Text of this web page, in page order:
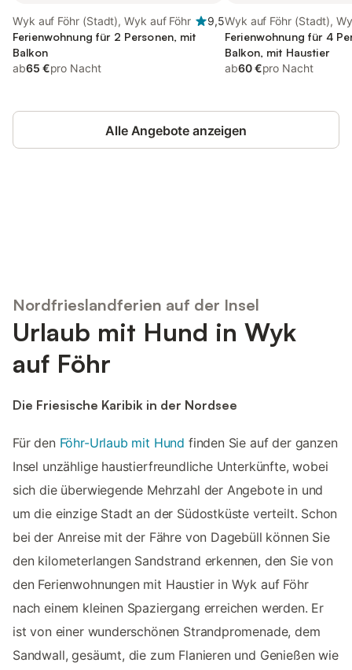
Wyk auf Föhr (Stadt), Wyk auf Föhr
9,5
Ferienwohnung für 2 Personen, mit
Balkon
ab65 €pro Nacht
Wyk auf Föhr (Stadt),
Ferienwohnung für 4
Balkon, mit Haustier
ab60 €pro Nacht
Alle Angebote anzeigen
Nordfrieslandferien auf der Insel
Urlaub mit Hund in Wyk
auf Föhr
Die Friesische Karibik in der Nordsee
Für den Föhr-Urlaub mit Hund finden Sie auf der ganzen
Insel unzählige haustierfreundliche Unterkünfte, wobei
sich die überwiegende Mehrzahl der Angebote in und
um die einzige Stadt an der Südostküste verteilt. Schon
bei der Anreise mit der Fähre von Dagebüll können Sie
den kilometerlangen Sandstrand erkennen, den Sie von
den Ferienwohnungen mit Haustier in Wyk auf Föhr
nach einem kleinen Spaziergang erreichen werden. Er
ist von einer wunderschönen Strandpromenade, dem
Sandwall, gesäumt, die zum Flanieren und Genießen wie